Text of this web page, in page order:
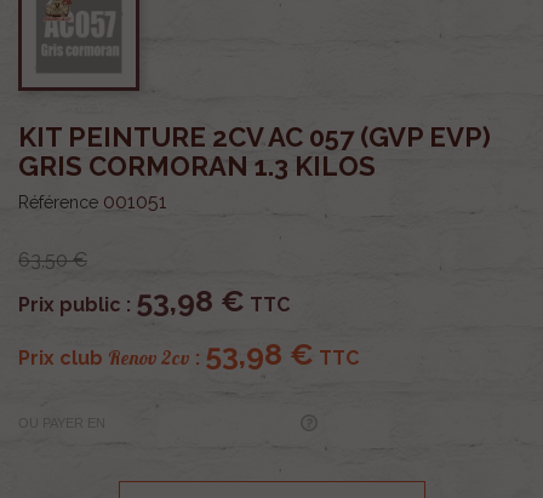
KIT PEINTURE 2CV AC 057 (GVP EVP)
GRIS CORMORAN 1.3 KILOS
Référence 001051
63,50 €
Prix public : 53,98 € TTC
Prix club Renov 2cv : 53,98 € TTC
OU PAYER EN